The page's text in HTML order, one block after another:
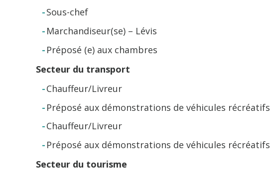
Sous-chef
Marchandiseur(se) – Lévis
Préposé (e) aux chambres
Secteur du transport
Chauffeur/Livreur
Préposé aux démonstrations de véhicules récréatifs
Chauffeur/Livreur
Préposé aux démonstrations de véhicules récréatifs
Secteur du tourisme